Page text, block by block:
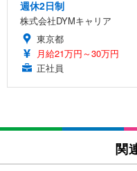
週休2日制
株式会社DYMキャリア
東京都
月給21万円～30万円
正社員
関